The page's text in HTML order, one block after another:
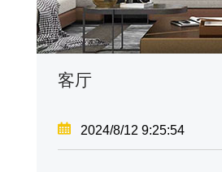
客厅
2024/8/12 9:25:54